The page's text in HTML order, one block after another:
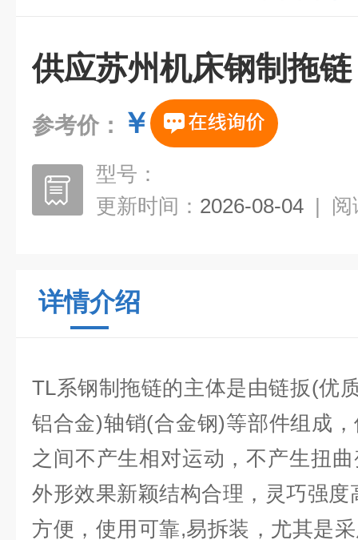
供应苏州机床钢制拖链
参考价： ￥
型号：
更新时间： 2026-08-04 | 阅
详情介绍
TL系钢制拖链的主体是由链扳(优
铝合金)轴销(合金钢)等部件组成
之间不产生相对运动，不产生扭
外形效果新颖结构合理，灵巧强
方便，使用可靠,易拆装，尤其是